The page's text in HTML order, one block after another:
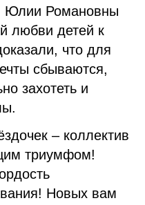
Юлии Романовны
любви детей к
что для
сбываются,
захотеть и
– коллектив
триумфом!
Новых вам